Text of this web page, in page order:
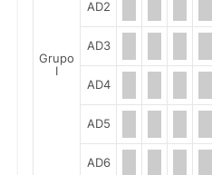
Grupo
I
AD2
AD3
AD4
AD5
AD6